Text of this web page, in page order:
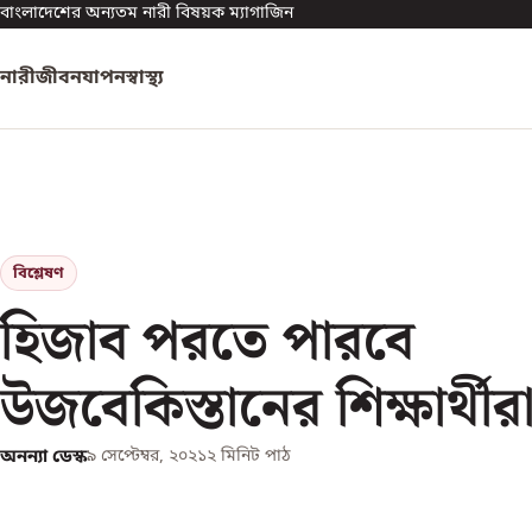
বাংলাদেশের অন্যতম নারী বিষয়ক ম্যাগাজিন
নারীজীবনযাপনস্বাস্থ্য
বিশ্লেষণ
হিজাব পরতে পারবে
উজবেকিস্তানের
অনন্যা ডেস্ক৯ সেপ্টেম্বর, ২০২১২ মিনিট পাঠ